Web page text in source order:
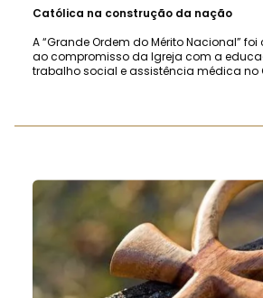
Católica na construção da nação
A “Grande Ordem do Mérito Nacional”
ao compromisso da Igreja com a
trabalho social e assistência médica no